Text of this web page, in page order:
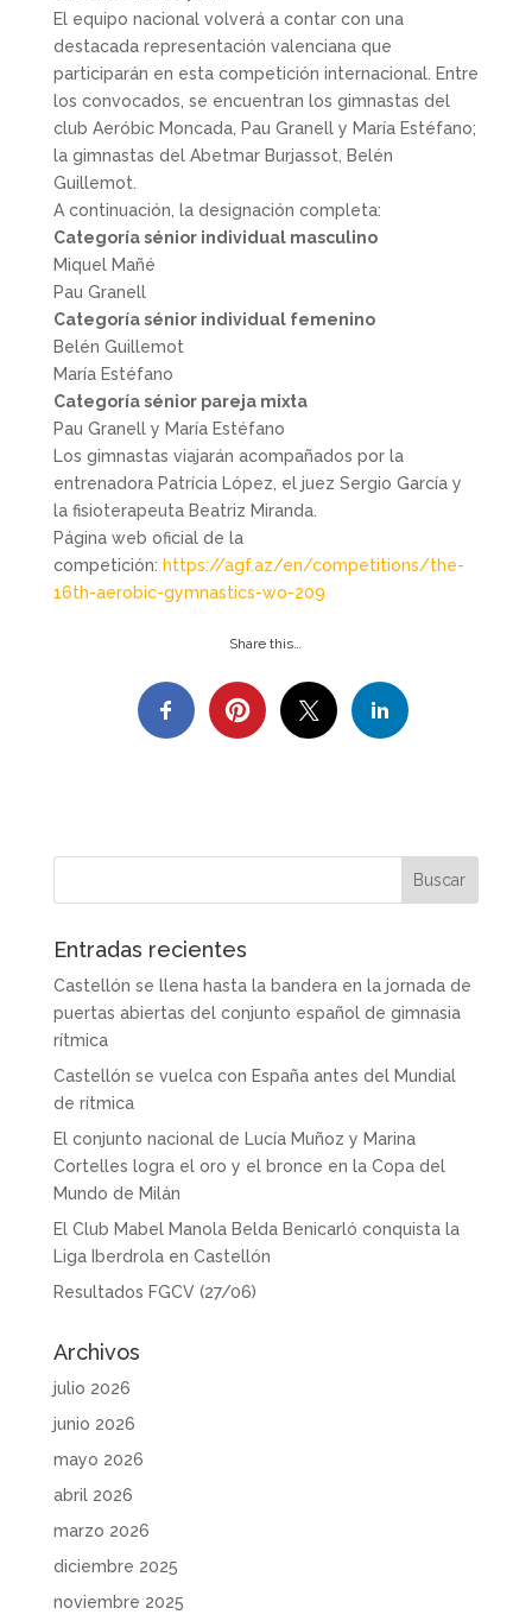
El equipo nacional volverá a contar con una
destacada representación valenciana que
participarán en esta competición internacional. Entre
los convocados, se encuentran los gimnastas del
club Aeróbic Moncada, Pau Granell y María Estéfano;
la gimnastas del Abetmar Burjassot, Belén
Guillemot.
A continuación, la designación completa:
Categoría sénior individual masculino
Miquel Mañé
Pau Granell
Categoría sénior individual femenino
Belén Guillemot
María Estéfano
Categoría sénior pareja mixta
Pau Granell y María Estéfano
Los gimnastas viajarán acompañados por la
entrenadora Patrícia López, el juez Sergio García y
la fisioterapeuta Beatriz Miranda.
Página web oficial de la
competición: https://agf.az/en/competitions/the-
16th-aerobic-gymnastics-wo-209
Share this…
Entradas recientes
Castellón se llena hasta la bandera en la jornada de
puertas abiertas del conjunto español de gimnasia
rítmica
Castellón se vuelca con España antes del Mundial
de rítmica
El conjunto nacional de Lucía Muñoz y Marina
Cortelles logra el oro y el bronce en la Copa del
Mundo de Milán
El Club Mabel Manola Belda Benicarló conquista la
Liga Iberdrola en Castellón
Resultados FGCV (27/06)
Archivos
julio 2026
junio 2026
mayo 2026
abril 2026
marzo 2026
diciembre 2025
noviembre 2025